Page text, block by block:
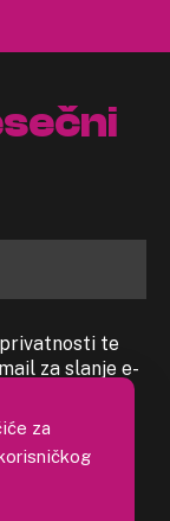
te
za slanje e-
za